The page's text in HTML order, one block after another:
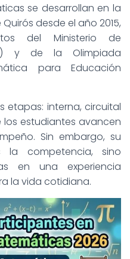
se desarrollan en la
desde el año 2015,
del Ministerio de
y de la Olimpiada
para Educación
etapas: interna, circuital
estudiantes avancen
Sin embargo, su
competencia, sino
en una experiencia
la vida cotidiana.